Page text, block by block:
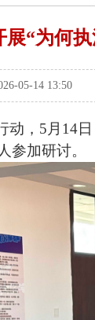
“为何
05-14 13:50
动，5月14
参加研讨。